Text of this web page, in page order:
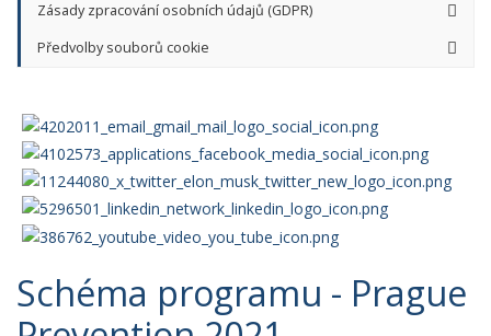
Zásady zpracování osobních údajů (GDPR)
Předvolby souborů cookie
Schéma programu - Prague